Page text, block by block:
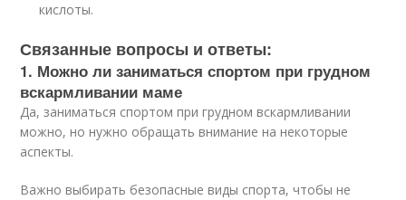
кислоты.
Связанные вопросы и ответы:
1. Можно ли заниматься спортом при грудном
вскармливании маме
Да, заниматься спортом при грудном вскармливании
можно, но нужно обращать внимание на некоторые
аспекты.
Важно выбирать безопасные виды спорта, чтобы не